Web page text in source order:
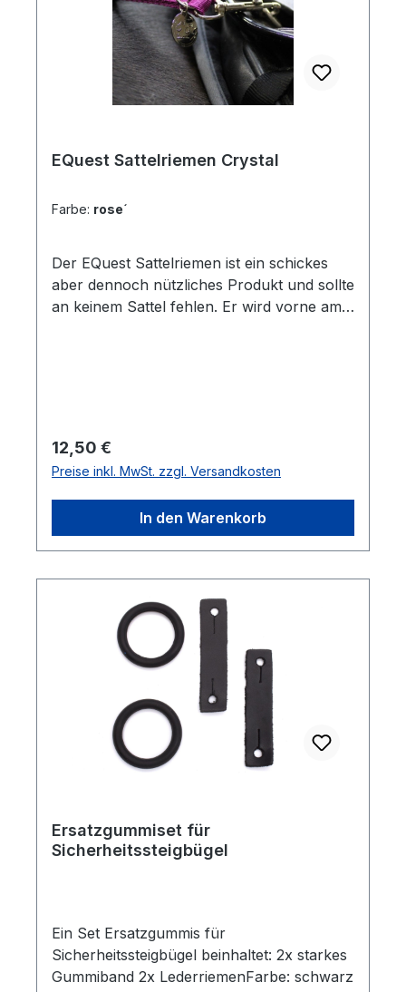
EQuest Sattelriemen Crystal
Farbe: rose´
Der EQuest Sattelriemen ist ein schickes
aber dennoch nützliches Produkt und sollte
an keinem Sattel fehlen. Er wird vorne am
Regulärer Preis:
12,50 €
Preise inkl. MwSt. zzgl. Versandkosten
In den Warenkorb
Ersatzgummiset für
Sicherheitssteigbügel
Ein Set Ersatzgummis für
Sicherheitssteigbügel beinhaltet: 2x starkes
Gummiband 2x LederriemenFarbe: schwarz